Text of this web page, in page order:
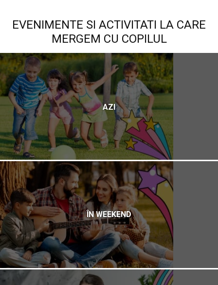
EVENIMENTE SI ACTIVITATI LA CARE
MERGEM CU COPILUL
AZI
ÎN WEEKEND